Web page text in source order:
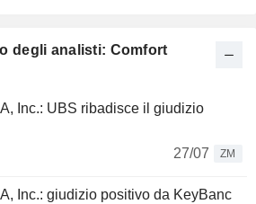
degli analisti: Comfort
Inc.: UBS ribadisce il giudizio
27/07
ZM
Inc.: giudizio positivo da KeyBanc